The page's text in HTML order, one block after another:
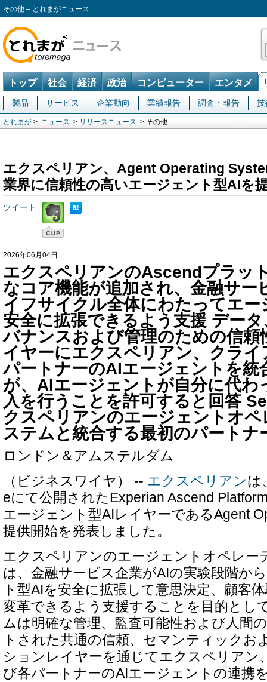
その他 – とれまがニュース
トップ 社会 経済 政治 コンピューター エンタメ
製品 サービス 企業動向 業績報告 調査・報告 技
とれまが > ニュース > リリースニュース > その他
エクスペリアン、Agent Operating
業界に信頼性の高いエージェント型AIを
ツイート
2026年06月04日
エクスペリアンのAscendプラッ
なコア機能が追加され、金融サー
イフサイクル全体にわたってエ
安全に拡張できるよう支援 デー
バナンスおよび管理のための信頼
イヤーにエクスペリアン、クラ
パートナーのAIエージェントを統
が、AIエージェントが自分に代わ
入を行うことを許可すると回答
クスペリアンのエージェントオ
ステムと統合する最初のパートナ
ロンドン＆アムステルダム
（ビジネスワイヤ） -- エクスペリアンは
eにて公開されたExperian Ascend
エージェント型AIレイヤーであるAgent
提供開始を発表しました。
エクスペリアンのエージェントオペレー
は、金融サービス企業がAIの実験段階か
ト型AIを安全に拡張して意思決定、顧客
変革できるよう支援することを目的とし
ムは明確な管理、監査可能性および人間
トされた共通の信頼、セマンティックお
ションレイヤーを通じてエクスペリアン
び各パートナーのAIエージェントの連携